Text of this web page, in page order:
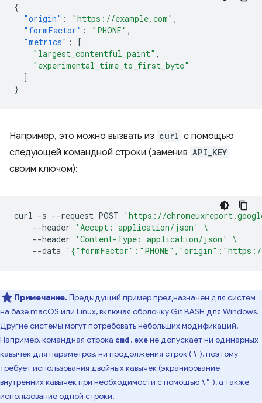
{
"origin" : "https://example.com" ,
"formFactor" : "PHONE" ,
"metrics" :
[
"largest_contentful_paint" ,
"experimental_time_to_first_byte"
]
}
Например, это можно вызвать из curl с помощью
следующей командной строки (заменив API_KEY
своим ключом):
curl -s --request POST
'https://
--header
'Accept: application/json'
\
--header
'Content-Type: application/json'
\
--data
Примечание.Предыдущий пример предназначен для систем
на базе macOS или Linux, включая оболочку Git BASH для Windows.
Другие системы могут потребовать небольших модификаций.
Например, командная строка cmd.exeне допускает ни одинарных
кавычек для параметров, ни продолжения строк ( \ ), поэтому
требует использования двойных кавычек (экранирование
внутренних кавычек при необходимости с помощью \" ), а также
использование одной строки.